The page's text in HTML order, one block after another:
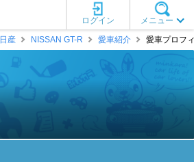
メニュー
ログイン
日産 NISSAN GT-R 愛車紹介 愛車プロフ